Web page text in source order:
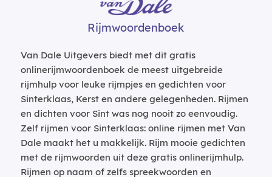
Rijmwoordenboek
Van Dale Uitgevers biedt met dit gratis
onlinerijmwoordenboek de meest uitgebreide
rijmhulp voor leuke rijmpjes en gedichten voor
Sinterklaas, Kerst en andere gelegenheden. Rijmen
en dichten voor Sint was nog nooit zo eenvoudig.
Zelf rijmen voor Sinterklaas: online rijmen met Van
Dale maakt het u makkelijk. Rijm mooie gedichten
met de rijmwoorden uit deze gratis onlinerijmhulp.
Rijmen op naam of zelfs spreekwoorden en